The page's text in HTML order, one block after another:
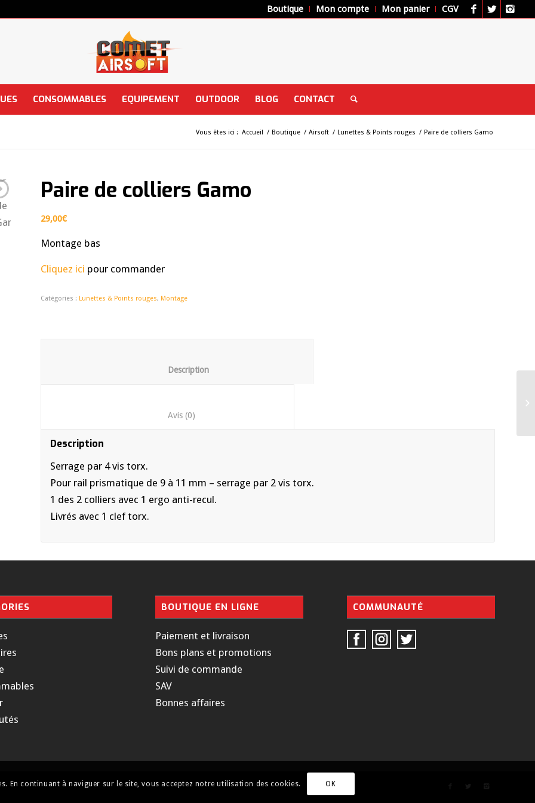
Boutique Mon compte Mon panier CGV
CONSOMMABLES EQUIPEMENT OUTDOOR BLOG CONTACT
Vous êtes ici : Accueil / Boutique / Airsoft / Lunettes & Points rouges / Paire de colliers Gamo
Paire de colliers Gamo
29,00€
Montage bas
Cliquez ici pour commander
Catégories : Lunettes & Points rouges, Montage
Description
Serrage par 4 vis torx.
Pour rail prismatique de 9 à 11 mm – serrage par 2 vis torx.
1 des 2 colliers avec 1 ergo anti-recul.
Livrés avec 1 clef torx.
BOUTIQUE EN LIGNE
Paiement et livraison
Bons plans et promotions
Suivi de commande
SAV
Bonnes affaires
COMMUNAUTÉ
En continuant à naviguer sur le site, vous acceptez notre utilisation des cookies. OK